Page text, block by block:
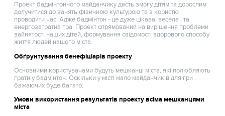
Проект бадмінтонного майданчику дасть змогу дітям та дорослим
долучитися до занять фізичною культурою та з користю
проводити час. Адже бадмінтон - це дуже цікава, весела , та
енергозатратна гра. Проект спрямований на вирішення проблеми
зайнятості наших дітей, формування свідомості здорового способу
життя людей нашого міста.
Обґрунтування бенефіціарів проекту
Основними користувачами будуть мешканці міста, які полюбляють
грати у бадмінтон. Оскільки у місті мало майданчиків для гри ,
бажаючих буде багато.
Умови використання результатів проекту всіма мешканцями
міста